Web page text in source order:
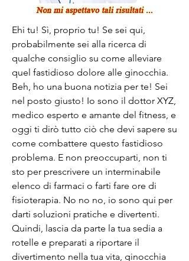
Ehi tu! Sì, proprio tu! Se sei qui,
probabilmente sei alla ricerca di
qualche consiglio su come alleviare
quel fastidioso dolore alle ginocchia.
Beh, ho una buona notizia per te! Sei
nel posto giusto! Io sono il dottor XYZ,
medico esperto e amante del fitness, e
oggi ti dirò tutto ciò che devi sapere su
come combattere questo fastidioso
problema. E non preoccuparti, non ti
sto per prescrivere un interminabile
elenco di farmaci o farti fare ore di
fisioterapia. No no no, io sono qui per
darti soluzioni pratiche e divertenti.
Quindi, lascia da parte la tua sedia a
rotelle e preparati a riportare il
divertimento nella tua vita, ginocchia